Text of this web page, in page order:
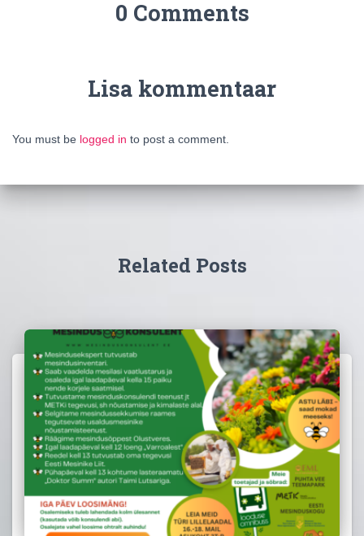
0 Comments
Lisa kommentaar
You must be logged in to post a comment.
Related Posts